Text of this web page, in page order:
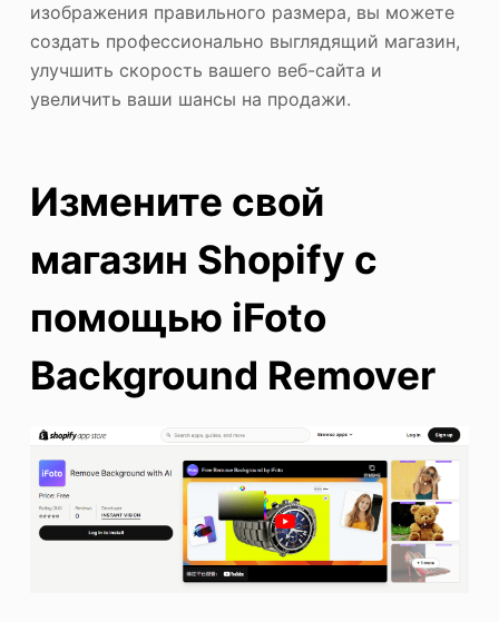
изображения правильного размера, вы можете
создать профессионально выглядящий магазин,
улучшить скорость вашего веб-сайта и
увеличить ваши шансы на продажи.
Измените свой
магазин Shopify с
помощью iFoto
Background Remover